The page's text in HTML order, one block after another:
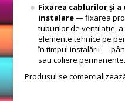
Fixarea cablurilor și
instalare— fixarea
tuburilor de ventilație,
elemente tehnice pe
în timpul instalării —
sau coliere permanente.
Produsul se